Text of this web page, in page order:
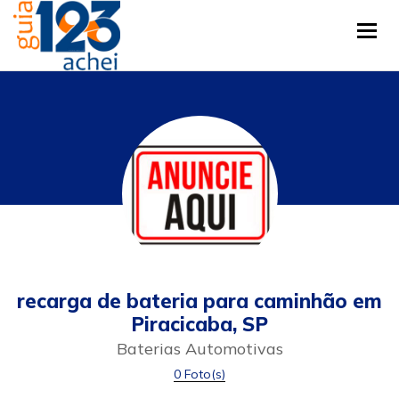
recarga de bateria para caminhão em
Piracicaba, SP
Baterias Automotivas
0 Foto(s)